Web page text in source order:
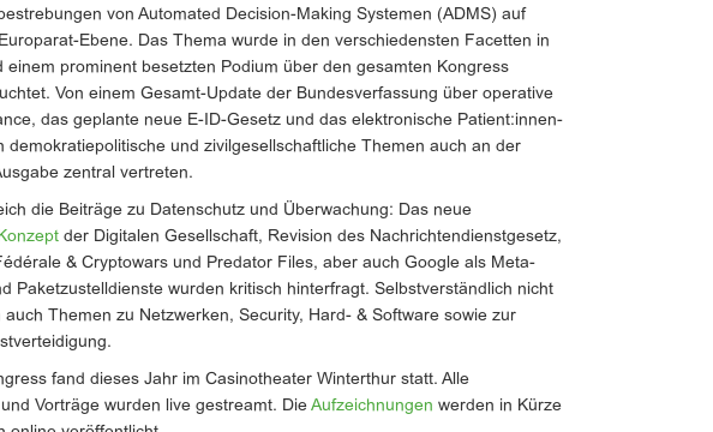
von Automated Decision-Making Systemen (ADMS) auf
Ebene. Das Thema wurde in den verschiedensten Facetten in
einem prominent besetzten Podium über den gesamten Kongress
Von einem Gesamt-Update der Bundesverfassung über operative
das geplante neue E-ID-Gesetz und das elektronische Patient:innen-
demokratiepolitische und zivilgesellschaftliche Themen auch an der
zentral vertreten.
die Beiträge zu Datenschutz und Überwachung: Das neue
der Digitalen Gesellschaft, Revision des Nachrichtendienstgesetz,
& Cryptowars und Predator Files, aber auch Google als Meta-
Paketzustelldienste wurden kritisch hinterfragt. Selbstverständlich nicht
auch Themen zu Netzwerken, Security, Hard- & Software sowie zur
fand dieses Jahr im Casinotheater Winterthur statt. Alle
Vorträge wurden live gestreamt. Die Aufzeichnungen werden in Kürze